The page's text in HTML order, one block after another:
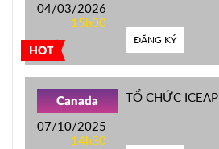
HOT
04/03/2026
15h00
ĐĂNG KÝ
Canada
07/10/2025
14h30
TỔ CHỨC ICEAP